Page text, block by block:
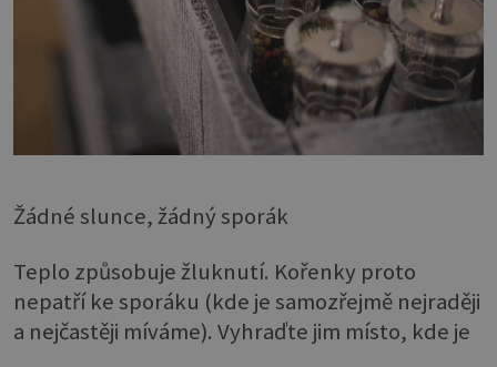
Žádné slunce, žádný sporák
Teplo způsobuje žluknutí. Kořenky proto
nepatří ke sporáku (kde je samozřejmě nejraději
a nejčastěji míváme). Vyhraďte jim místo, kde je